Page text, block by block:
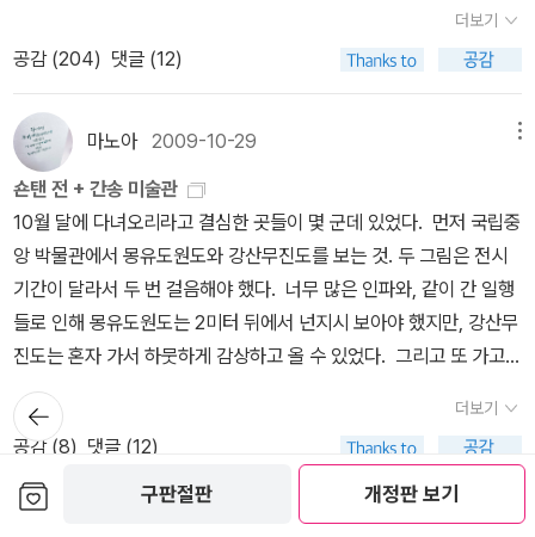
구판절판 개정판 보기
들이 느끼기엔 조금 생소한 대목들이 나온다. 호랑이가 팔 하나 달라,
다리 하나 달라... 하는 것과 세 번째 아이가 나오고, 호랑이가 그 아가
를 잡아서 오누이 있는 곳에서 오독오독 씹어 먹는 이야기까지. 파주
에 갔을 때 독서 연수 받던 선생님들이랑 함께 강승숙 선생님이 소개
해 주신 이 책을 샀었는데, 책의 내용은 이 책과 비슷한 것 같다. 나는
이 책이 있으니 이 책을 이용하면 될 것 같긴 한데, 그림이 다르니 사
계절의 책도 많이 탐이 난다. 나쁜 짓을 한 것이 탄로 난 호랑이가
간 곳은 지옥인데, 그 지옥의 모습이 무척 생생하다. 아이들은 그림 속
에서 지옥에 와 있는 백설공주 계모와 놀부 등을 찾는다 하니 그림을
이 되었다. 한 번 더 삶의 기회를 얻은 호랑이가 태어나서 산 삶은 '효
자 호랑이' 이야기다. 그 대목이 나왔을 때도 한 번 더 책을 읽어주셨
중간 지옥의 모습을 상세히 설명 해 주시고, 죽어서 다시 태어날 수 있
록 해 주는 참 좋은 책이라는 것이다. 배구에 집중에서 배구에 살고,
배구에 죽는 후배가 어느 날 찾아와서 '형님, 책 하나 추처해 주이소~'
해서 권했더니, 머리를 설레설레 흔들어서 철학자들과 관련한 이야기
들을 몇 개 들려 주고는 '그 이야기가 다 이 책에 들어있다 아이가. 함
읽어봐라.'하셨단다. 고개를 갸웃거리면 가져 가더니, 다음 날 눈이 뻘
개서 왔길래, '점마 점마, 또 밤새 술 먹었구나.' 했는데, '형님, 어제 형
님이 준 책 읽느라 날 샘 샜다 아입니꺼~ 2권도 있습니꺼? 2권도 퍼
뜩 주이소.'하더란다. 교사 한 명을 변화시키는 것이 아이 하나를 변화
시키는 것보다 더 중요하다는 생각은 이성희 선생님과 같으셨다. 이
제 초임지로 부임한 이 젊은 남선생 아래 딸릴 아이들이 얼마나 많겠
냐며 그 때 무척 기쁘셨다고 이야기 해 주셨다. 물론 그 때 후배에게
들려주셨다는 책 속 이야기를 우리에게도 들려 주셨다. 이 책 읽어 보
고 싶다. 날마다 몇 장씩 읽고 있던 책이었다. 이 책도 다시 열심히
읽어야겠다고 생각하게 한다. 폐족으로서 자녀들이 해야 할 일이 책
읽기였다고 말하는 다산 정약용. 읽던 맛과 달리 책에 대해 듣는 맛이
이렇게 좋을 수가 없다. 이 책에 대해 다시 한 번 존경심을 가지고 읽
로 밀려서 여백이 크게 생기던데, 사진이 작을 경우는 텍스트와 제법
조화롭게 실렸다.기쁘게 받았지만 내가 쓴 리뷰를 다시 읽어본 건 아
해버렸다. 이 웃음, 어찌할까나. 너무 소탈하고 맑아서 더 아프다.100
번째 리뷰로 고른 건 '내가 함께 있을게'며칠 전에 중고로 한 권 더 구
입하고 막 행복해했다. 그날의 주문은 순전히 이 책 때문이었다.작년
에 읽은 책은 모두 다 합해서 571권이었다. 그 중 몇 편의 리뷰를 썼
는지는 모르겠지만 그 중에서 골라낸 100권이니 좀 더 좋았던 책들
의 집합이 될 게다. 100권의 책을 다 집어넣는 수고를 생각하니벌써
숨이 차지만, 세어보는 즐거움을 같이 누려야지... ^^내가 고른 책들은
이렇다.
미리보기와 포토리뷰로 고르고 골라 사고, 사서 보고 밸로인 책들은
방출. 그러니깐, 아래의 책들은 믿을만해요. 라고 생각해요. 언젠가 아
래의 그림책들을 모두 포토리뷰로 올리는 것이소박한 목표라면 목표.
고양이 그림책왜 아니겠는가, 고양이 그림책. 좋아합니다. <달을 먹
은 아기 고양이>는 특히 애정하는 책이다. 분명 고양이를 키우는 것
임에 틀림없는 작가, 캐빈 행크스가 그리는 아기 고양이의 '달 따러가
는 모험'은 흑백으로 그려져 있음에도 역동적이고, 고즈넉한 달밤 분
위기까지. 미술관 주제도 좋아하는데, <우리 삼촌앤디 워홀의 고양이
들>은 실제로 앤디 워홀의 조카가 그린 앤디 워홀과 고양이 이야기이
다.Art +그림책<세상에서 가장 유명한 미술관>은 정말 사랑스러운
책이다. 사람들이 돌아간 빈 미술관에서 벌어지는 개판(?) 막스 뒤코
스의 <잃어버린 천사를 찾아서>와 <비밀의 방 볼뤼빌리스>는 미술
과 건축등의 주제를 화려한 일러스트와 큼직한 판형으로 표현하고 있
다.나무 그림책이미지 크기가 참 제각각인데 ^^a <나무는 좋다>는
작고, <나무>는 아주 작고, <커다란 나무>는 아주 커요. <끝없는 나
더보기
공감 (204) 댓글 (12)
마노아2009-10-29
숀탠 전 + 간송 미술관
10월 달에 다녀오리라고 결심한 곳들이 몇 군데 있었다. 먼저 국립중
앙 박물관에서 몽유도원도와 강산무진도를 보는 것. 두 그림은 전시
기간이 달라서 두 번 걸음해야 했다. 너무 많은 인파와, 같이 간 일행
들로 인해 몽유도원도는 2미터 뒤에서 넌지시 보아야 했지만, 강산무
진도는 혼자 가서 하뭇하게 감상하고 올 수 있었다. 그리고 또 가고
싶었던 곳은 숀탠 展과 간송 미술관 숀탠 전은 거의 포기하고 있었다.
홍대 거리 어느 카페에서 일러스트를 전시하고 있다고는 알고 있지
만, 주어진 지도만 보고는 당최 찾아갈 자신이 없는 거다. 내가 날 알
지만, 갔다 하면 나는 생고생 하다가 울며 돌아올지도...;;;; 그런데, 월
요일, 동호회 모임이 있는 날이라고 3시 반에 퇴근이 가능한 게 아닌
더보기
공감 (8) 댓글 (12)
2009-09-27
뒤로가
기